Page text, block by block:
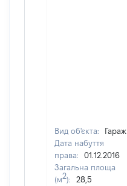
Вид об'єкта:
Гараж
Дата набуття
права:
01.12.2016
Загальна площа
(м2):
28,5